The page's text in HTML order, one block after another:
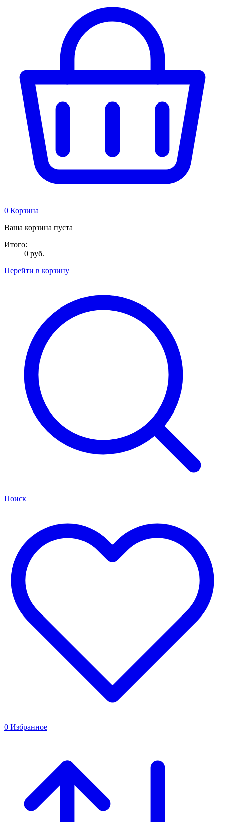
0 Корзина
Ваша корзина пуста
Итого:
0 руб.
Перейти в корзину
Поиск
0 Избранное